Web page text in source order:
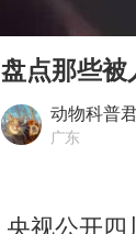
盘点那些被
动物科普
广东
央视公开四